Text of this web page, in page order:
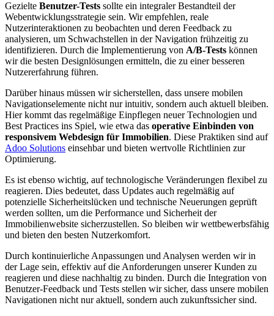
Gezielte Benutzer-Tests sollte ein integraler Bestandteil der
Webentwicklungsstrategie sein. Wir empfehlen, reale
Nutzerinteraktionen zu beobachten und deren Feedback zu
analysieren, um Schwachstellen in der Navigation frühzeitig zu
identifizieren. Durch die Implementierung von A/B-Tests können
wir die besten Designlösungen ermitteln, die zu einer besseren
Nutzererfahrung führen.
Darüber hinaus müssen wir sicherstellen, dass unsere mobilen
Navigationselemente nicht nur intuitiv, sondern auch aktuell bleiben.
Hier kommt das regelmäßige Einpflegen neuer Technologien und
Best Practices ins Spiel, wie etwa das operative Einbinden von
responsivem Webdesign für Immobilien. Diese Praktiken sind auf
Adoo Solutions einsehbar und bieten wertvolle Richtlinien zur
Optimierung.
Es ist ebenso wichtig, auf technologische Veränderungen flexibel zu
reagieren. Dies bedeutet, dass Updates auch regelmäßig auf
potenzielle Sicherheitslücken und technische Neuerungen geprüft
werden sollten, um die Performance und Sicherheit der
Immobilienwebsite sicherzustellen. So bleiben wir wettbewerbsfähig
und bieten den besten Nutzerkomfort.
Durch kontinuierliche Anpassungen und Analysen werden wir in
der Lage sein, effektiv auf die Anforderungen unserer Kunden zu
reagieren und diese nachhaltig zu binden. Durch die Integration von
Benutzer-Feedback und Tests stellen wir sicher, dass unsere mobilen
Navigationen nicht nur aktuell, sondern auch zukunftssicher sind.